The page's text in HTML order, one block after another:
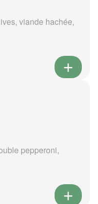
viande hachée,
pepperoni,